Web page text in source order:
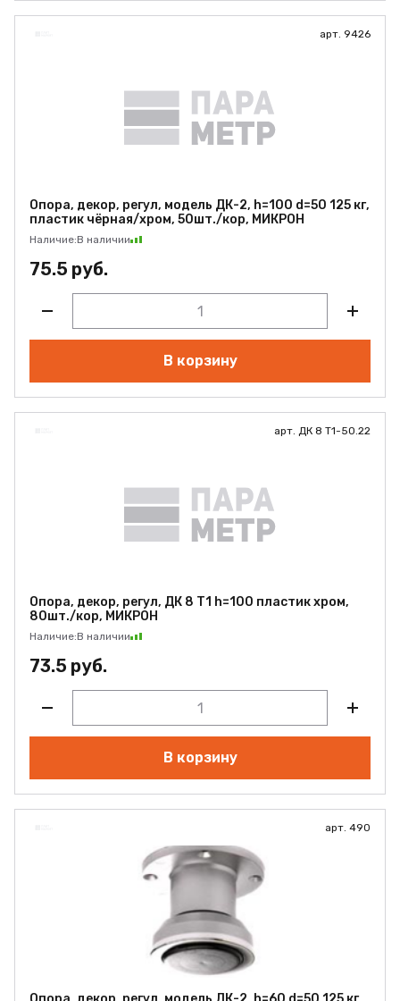
арт. 9426
Опора, декор, регул, модель ДК-2, h=100 d=50 125 кг,
пластик чёрная/хром, 50шт./кор, МИКРОН
Наличие:В наличии
75.5 руб.
В корзину
арт. ДК 8 Т1-50.22
Опора, декор, регул, ДК 8 Т1 h=100 пластик хром,
80шт./кор, МИКРОН
Наличие:В наличии
73.5 руб.
В корзину
арт. 490